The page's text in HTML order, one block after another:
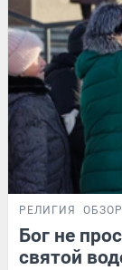
РЕЛИГИЯ ОБЗОР
Бог не
святой